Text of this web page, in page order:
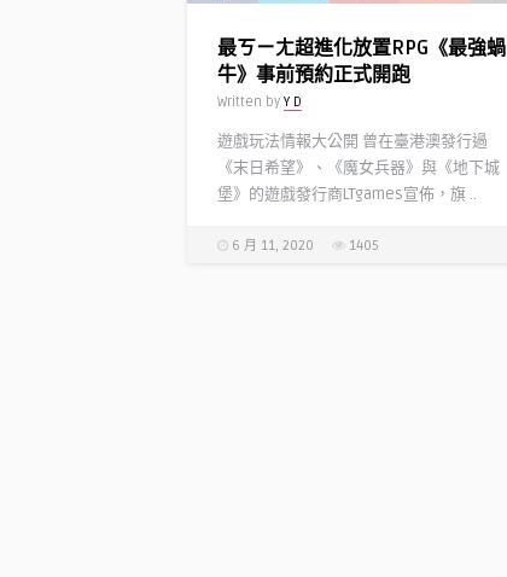
最ㄎㄧㄤ超進化放置RPG《最強蝸
牛》事前預約正式開跑
Written by Y D
遊戲玩法情報大公開 曾在臺港澳發行過
《末日希望》、《魔女兵器》與《地下城
堡》的遊戲發行商LTgames宣佈，旗 ..
6 月 11, 2020 1405